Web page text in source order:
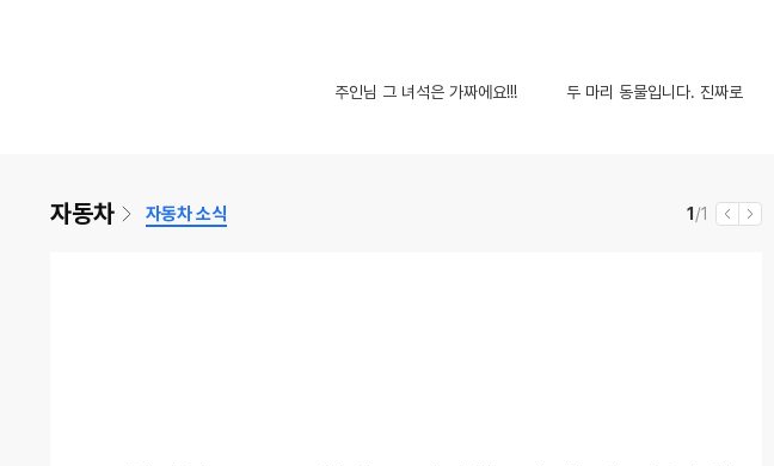
주인님 그 녀석은 가짜에요!!! 두 마리 동물입니다. 진짜로
흔한 여친 활용법
글
18
(14)
글제목
가족을 지킨 댕댕이
상
영
동
상영동
1위를 탈환한 오픈소스 STT 모델 ㄷㄷㄷ
율
율
자동차 자동차 소식
현
1 전
/1
이 다